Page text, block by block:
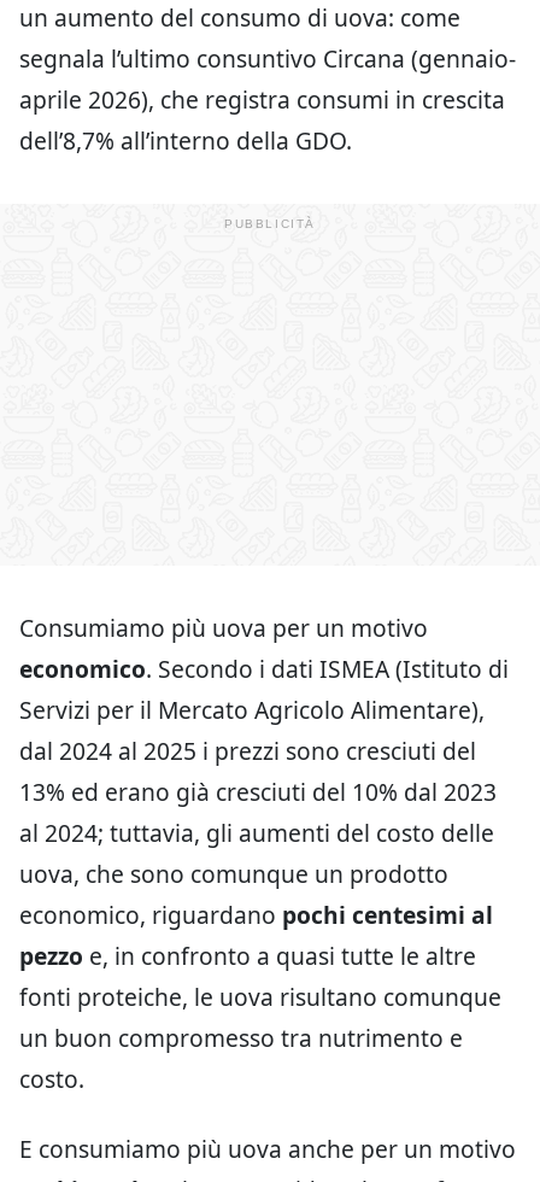
un aumento del consumo di uova: come
segnala l’ultimo consuntivo Circana (gennaio-
aprile 2026), che registra consumi in crescita
dell’8,7% all’interno della GDO.
Consumiamo più uova per un motivo
economico. Secondo i dati ISMEA (Istituto di
Servizi per il Mercato Agricolo Alimentare),
dal 2024 al 2025 i prezzi sono cresciuti del
13% ed erano già cresciuti del 10% dal 2023
al 2024; tuttavia, gli aumenti del costo delle
uova, che sono comunque un prodotto
economico, riguardano pochi centesimi al
pezzo e, in confronto a quasi tutte le altre
fonti proteiche, le uova risultano comunque
un buon compromesso tra nutrimento e
costo.
E consumiamo più uova anche per un motivo